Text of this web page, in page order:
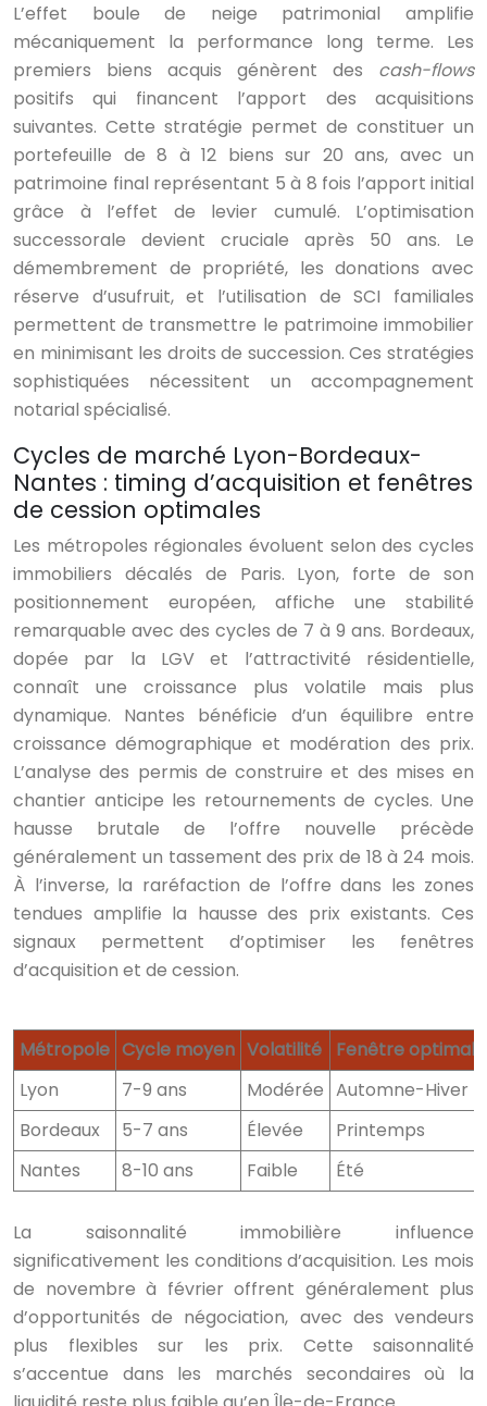
L’effet boule de neige patrimonial amplifie
mécaniquement la performance long terme. Les
premiers biens acquis génèrent des cash-flows
positifs qui financent l’apport des acquisitions
suivantes. Cette stratégie permet de constituer un
portefeuille de 8 à 12 biens sur 20 ans, avec un
patrimoine final représentant 5 à 8 fois l’apport initial
grâce à l’effet de levier cumulé. L’optimisation
successorale devient cruciale après 50 ans. Le
démembrement de propriété, les donations avec
réserve d’usufruit, et l’utilisation de SCI familiales
permettent de transmettre le patrimoine immobilier
en minimisant les droits de succession. Ces stratégies
sophistiquées nécessitent un accompagnement
notarial spécialisé.
Cycles de marché Lyon-Bordeaux-
Nantes : timing d’acquisition et fenêtres
de cession optimales
Les métropoles régionales évoluent selon des cycles
immobiliers décalés de Paris. Lyon, forte de son
positionnement européen, affiche une stabilité
remarquable avec des cycles de 7 à 9 ans. Bordeaux,
dopée par la LGV et l’attractivité résidentielle,
connaît une croissance plus volatile mais plus
dynamique. Nantes bénéficie d’un équilibre entre
croissance démographique et modération des prix.
L’analyse des permis de construire et des mises en
chantier anticipe les retournements de cycles. Une
hausse brutale de l’offre nouvelle précède
généralement un tassement des prix de 18 à 24 mois.
À l’inverse, la raréfaction de l’offre dans les zones
tendues amplifie la hausse des prix existants. Ces
signaux permettent d’optimiser les fenêtres
d’acquisition et de cession.
Métropole Cycle moyen Volatilité
Fenêtre optimale
Lyon
7-9 ans Modérée Automne-Hiver
Bordeaux
5-7 ans Élevée
Printemps
Nantes
8-10 ans Faible Été
La saisonnalité immobilière influence
significativement les conditions d’acquisition. Les mois
de novembre à février offrent généralement plus
d’opportunités de négociation, avec des vendeurs
plus flexibles sur les prix. Cette saisonnalité
s’accentue dans les marchés secondaires où la